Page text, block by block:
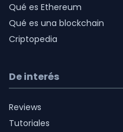
Qué es Ethereum
Qué es una blockchain
Criptopedia
De interés
Reviews
Tutoriales